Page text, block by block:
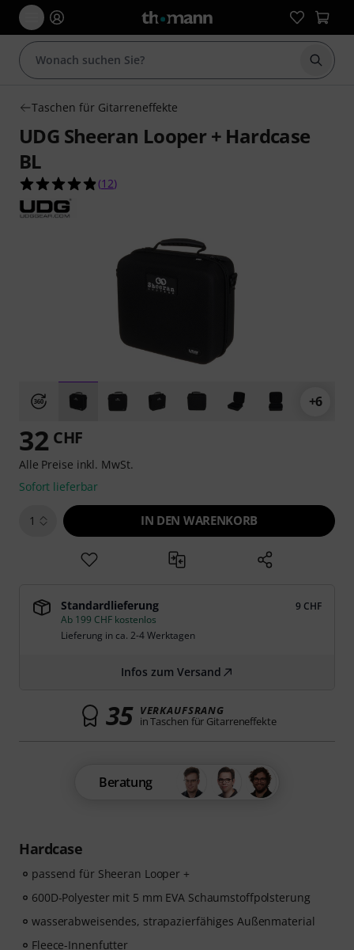
Suche
Taschen für Gitarreneffekte
UDG Sheeran Looper + Hardcase
BL
4.8 von 5 Sternen aus 12 Kundenbewertungen
(12)
+6
Hardcase
passend für Sheeran Looper +
600D-Polyester mit 5 mm EVA Schaumstoffpolsterung
wasserabweisendes, strapazierfähiges Außenmaterial
Fleece-Innenfutter
32 CHF
Alle Preise inkl. MwSt.
Sofort lieferbar
1 IN DEN WARENKORB
Standardlieferung
9 CHF
Ab 199 CHF kostenlos
Lieferung in ca. 2-4 Werktagen
Infos zum Versand
35 VERKAUFSRANG
in Taschen für Gitarreneffekte
Beratung